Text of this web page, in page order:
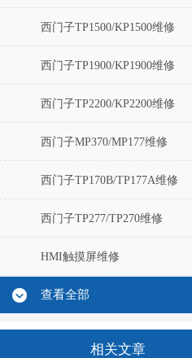
西门子TP1500/KP1500维修
西门子TP1900/KP1900维修
西门子TP2200/KP2200维修
西门子MP370/MP177维修
西门子TP170B/TP177A维修
西门子TP277/TP270维修
HMI触摸屏维修
查看全部
相关文章